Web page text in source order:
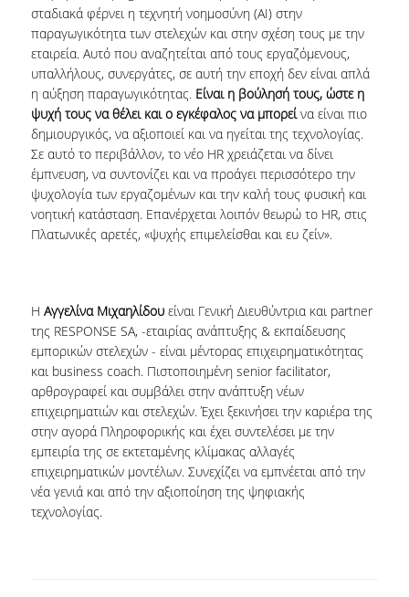
σταδιακά φέρνει η τεχνητή νοημοσύνη (AI) στην
παραγωγικότητα των στελεχών και στην σχέση τους με την
εταιρεία. Αυτό που αναζητείται από τους εργαζόμενους,
υπαλλήλους, συνεργάτες, σε αυτή την εποχή δεν είναι απλά
η αύξηση παραγωγικότητας. Είναι η βούλησή τους, ώστε η
ψυχή τους να θέλει και ο εγκέφαλος να μπορείνα είναι πιο
δημιουργικός, να αξιοποιεί και να ηγείται της τεχνολογίας.
Σε αυτό το περιβάλλον, το νέο HR χρειάζεται να δίνει
έμπνευση, να συντονίζει και να προάγει περισσότερο την
ψυχολογία των εργαζομένων και την καλή τους φυσική και
νοητική κατάσταση. Επανέρχεται λοιπόν θεωρώ το HR, στις
Πλατωνικές αρετές, «ψυχής επιμελείσθαι και ευ ζείν».
Η Αγγελίνα Μιχαηλίδου είναι Γενική Διευθύντρια και partner
της RESPONSE SA, -εταιρίας ανάπτυξης & εκπαίδευσης
εμπορικών στελεχών - είναι μέντορας επιχειρηματικότητας
και business coach. Πιστοποιημένη senior facilitator,
αρθρογραφεί και συμβάλει στην ανάπτυξη νέων
επιχειρηματιών και στελεχών. Έχει ξεκινήσει την καριέρα της
στην αγορά Πληροφορικής και έχει συντελέσει με την
εμπειρία της σε εκτεταμένης κλίμακας αλλαγές
επιχειρηματικών μοντέλων. Συνεχίζει να εμπνέεται από την
νέα γενιά και από την αξιοποίηση της ψηφιακής
τεχνολογίας.